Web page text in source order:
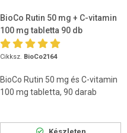
BioCo Rutin 50 mg + C-vitamin
100 mg tabletta 90 db
Cikksz. BioCo2164
BioCo Rutin 50 mg és C-vitamin
100 mg tabletta, 90 darab